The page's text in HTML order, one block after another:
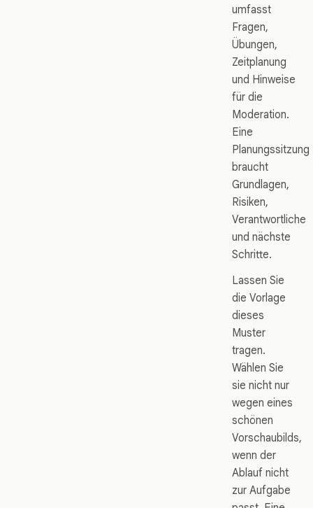
umfasst
Fragen,
Übungen,
Zeitplanung
und Hinweise
für die
Moderation.
Eine
Planungssitzung
braucht
Grundlagen,
Risiken,
Verantwortliche
und nächste
Schritte.
Lassen Sie
die Vorlage
dieses
Muster
tragen.
Wählen Sie
sie nicht nur
wegen eines
schönen
Vorschaubilds,
wenn der
Ablauf nicht
zur Aufgabe